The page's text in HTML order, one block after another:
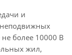
и
неподвижных
более 10000 В
жил,